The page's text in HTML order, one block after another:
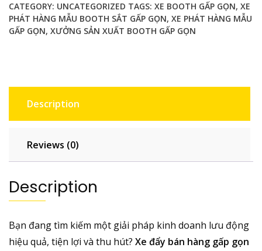
80x39x180cm
-
Giải
Động
Tối
quantity
CATEGORY: UNCATEGORIZED TAGS: XE BOOTH GẤP GỌN, XE
PHÁT HÀNG MẪU BOOTH SẮT GẤP GỌN, XE PHÁT HÀNG MẪU
GẤP GỌN, XƯỞNG SẢN XUẤT BOOTH GẤP GỌN
Description
Reviews (0)
Description
Bạn đang tìm kiếm một giải pháp kinh doanh lưu động
hiệu quả, tiện lợi và thu hút? Xe đẩy bán hàng gấp gọn